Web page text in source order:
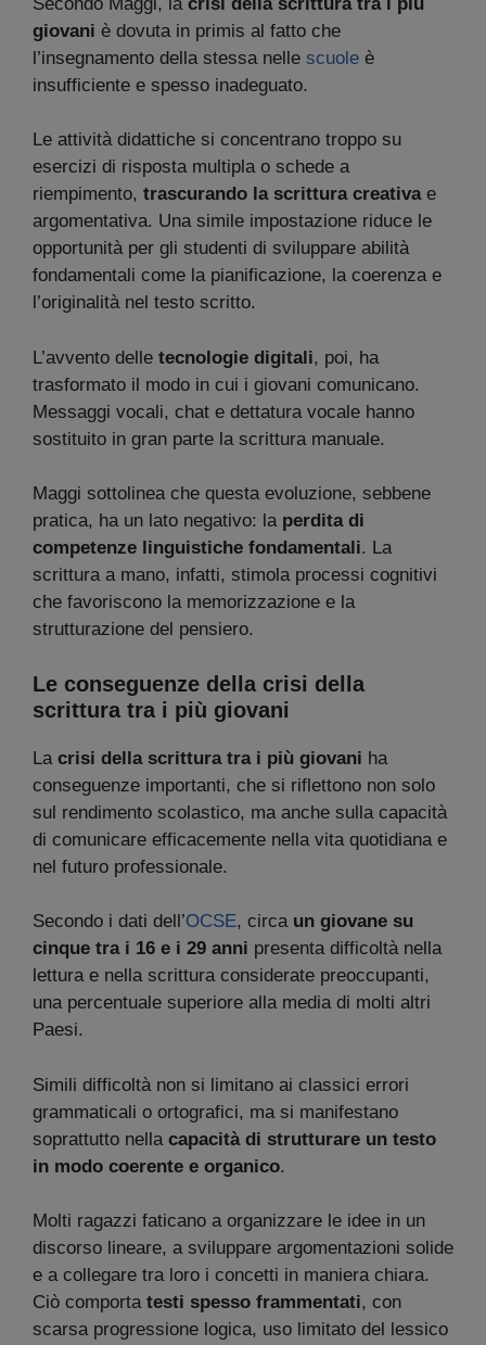
giovani è dovuta in primis al fatto che
l’insegnamento della stessa nelle scuole è
insufficiente e spesso inadeguato.
Le attività didattiche si concentrano troppo su
esercizi di risposta multipla o schede a
riempimento, trascurando la scrittura creativae
argomentativa. Una simile impostazione riduce le
opportunità per gli studenti di sviluppare abilità
fondamentali come la pianificazione, la coerenza e
l’originalità nel testo scritto.
L’avvento delle tecnologie digitali, poi, ha
trasformato il modo in cui i giovani comunicano.
Messaggi vocali, chat e dettatura vocale hanno
sostituito in gran parte la scrittura manuale.
Maggi sottolinea che questa evoluzione, sebbene
pratica, ha un lato negativo: la perdita di
competenze linguistiche fondamentali. La
scrittura a mano, infatti, stimola processi cognitivi
che favoriscono la memorizzazione e la
strutturazione del pensiero.
Le conseguenze della crisi della
scrittura tra i più giovani
La crisi della scrittura tra i più giovani ha
conseguenze importanti, che si riflettono non solo
sul rendimento scolastico, ma anche sulla capacità
di comunicare efficacemente nella vita quotidiana e
nel futuro professionale.
Secondo i dati dell’OCSE, circa un giovane su
cinque tra i 16 e i 29 anni presenta difficoltà nella
lettura e nella scrittura considerate preoccupanti,
una percentuale superiore alla media di molti altri
Paesi.
Simili difficoltà non si limitano ai classici errori
grammaticali o ortografici, ma si manifestano
soprattutto nella capacità di strutturare un testo
in modo coerente e organico.
Molti ragazzi faticano a organizzare le idee in un
discorso lineare, a sviluppare argomentazioni solide
e a collegare tra loro i concetti in maniera chiara.
Ciò comporta testi spesso frammentati, con
scarsa progressione logica, uso limitato del lessico